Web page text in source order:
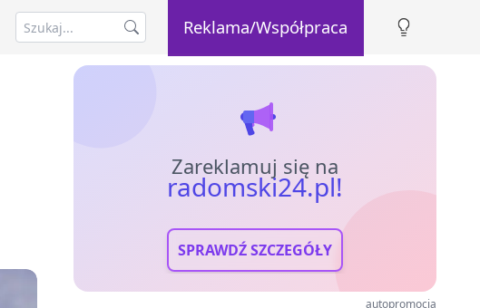
Reklama/Współpraca
Zareklamuj się na
radomski24.pl!
SPRAWDŹ SZCZEGÓŁY
autopromocja